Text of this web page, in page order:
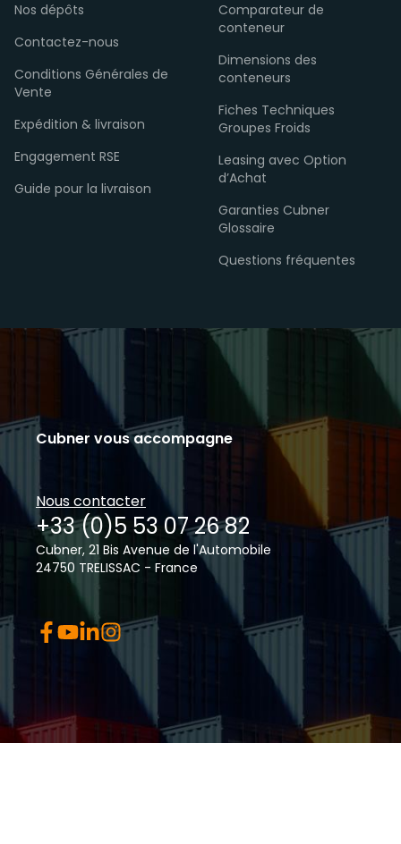
Cubner vous accompagne
Nous contacter
+33 (0)5 53 07 26 82
Cubner, 21 Bis Avenue de l'Automobile
24750 TRELISSAC - France
Nos dépôts
Contactez-nous
Conditions Générales de
Vente
Expédition & livraison
Engagement RSE
Guide pour la livraison
Comparateur de
conteneur
Dimensions des
conteneurs
Fiches Techniques
Groupes Froids
Leasing avec Option
d’Achat
Garanties Cubner
Glossaire
Questions fréquentes